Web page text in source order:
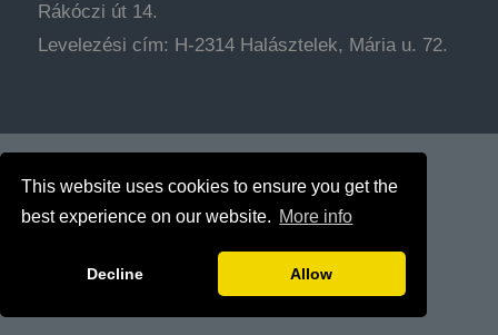
This website uses cookies to ensure you get the
best experience on our website. More info
Decline Allow
Rákóczi út 14.
Levelezési cím: H-2314 Halásztelek, Mária u. 72.